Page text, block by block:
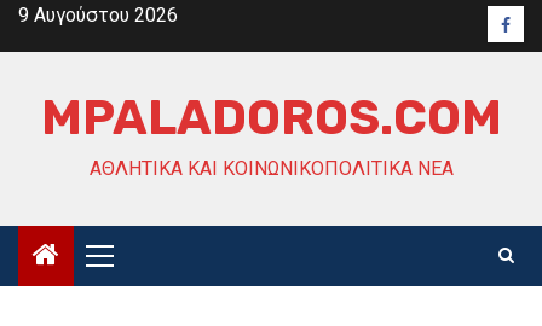
Skip9 Αυγούστου 2026
MPALADOROS.COM
ΑΘΛΗΤΙΚΆ ΚΑΙ ΚΟΙΝΩΝΙΚΟΠΟΛΙΤΙΚΆ ΝΈΑ
Primary
Menu